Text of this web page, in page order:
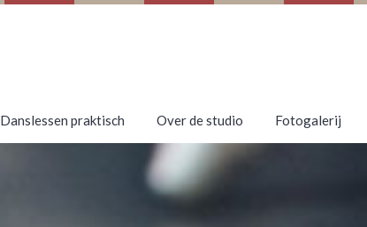
Danslessen praktisch Over de studio Fotogalerij